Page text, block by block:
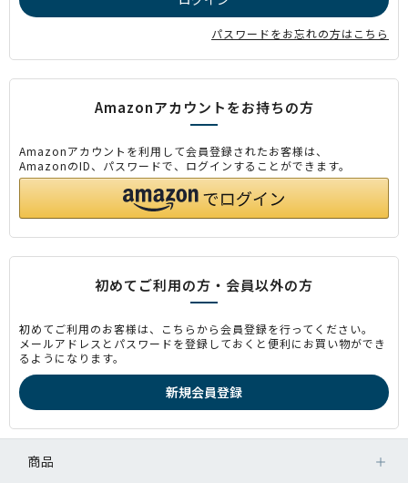
パスワードをお忘れの方はこちら
Amazonアカウントをお持ちの方
Amazonアカウントを利用して会員登録されたお客様は、
AmazonのID、パスワードで、ログインすることができます。
初めてご利用の方・会員以外の方
初めてご利用のお客様は、こちらから会員登録を行ってください。
メールアドレスとパスワードを登録しておくと便利にお買い物ができ
るようになります。
商品